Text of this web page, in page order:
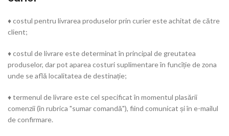
♦ costul pentru livrarea produselor prin curier este achitat de către
client;
♦ costul de livrare este determinat în principal de greutatea
produselor, dar pot aparea costuri suplimentare în funcîție de zona
unde se află localitatea de destinație;
♦ termenul de livrare este cel specificat în momentul plasării
comenzii (în rubrica "sumar comandă"), fiind comunicat și în e-mailul
de confirmare.